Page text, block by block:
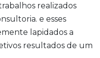
realizados
e esses
lapidados a
resultados de um